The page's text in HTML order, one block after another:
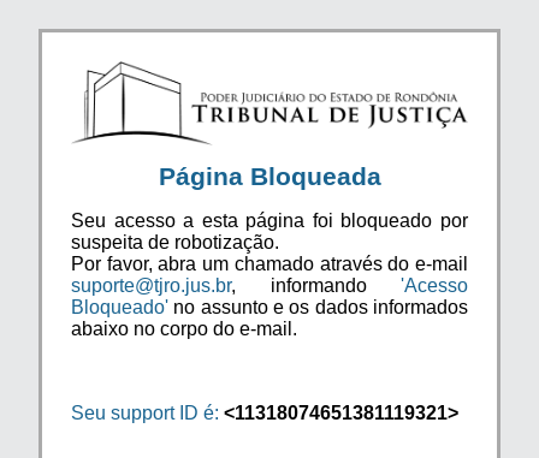
Página Bloqueada
Seu acesso a esta página foi bloqueado por
suspeita de robotização.
Por favor, abra um chamado através do e-mail
suporte@tjro.jus.br, informando 'Acesso
Bloqueado' no assunto e os dados informados
abaixo no corpo do e-mail.
Seu support ID é: <11318074651381119321>